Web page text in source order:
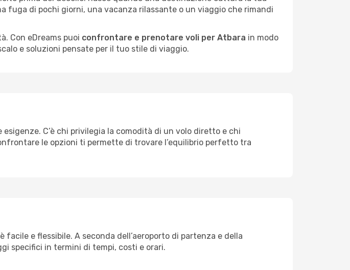
fuga di pochi giorni, una vacanza rilassante o un viaggio che rimandi
Con eDreams puoi confrontare e prenotare voli per Atbara in modo
e soluzioni pensate per il tuo stile di viaggio.
C’è chi privilegia la comodità di un volo diretto e chi
le opzioni ti permette di trovare l’equilibrio perfetto tra
e flessibile. A seconda dell’aeroporto di partenza e della
specifici in termini di tempi, costi e orari.